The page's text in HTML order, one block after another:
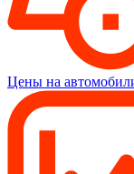
Цены на